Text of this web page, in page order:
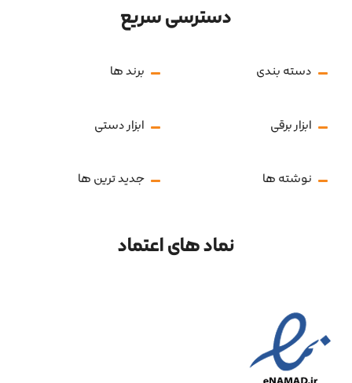
دسترسی سریع
دسته بندی برند ها
ابزار برقی ابزار دستی
نوشته ها جدید ترین ها
نماد های اعتماد